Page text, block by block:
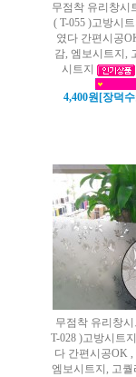
무점착 유리창시
( T-055 )고방시
였다 간편시공
감, 엠보시트지,
시트지
4,400원[장덕
무점착 유리창
T-028 )고방시트
다 간편시공OK ,
엠보시트지, 고